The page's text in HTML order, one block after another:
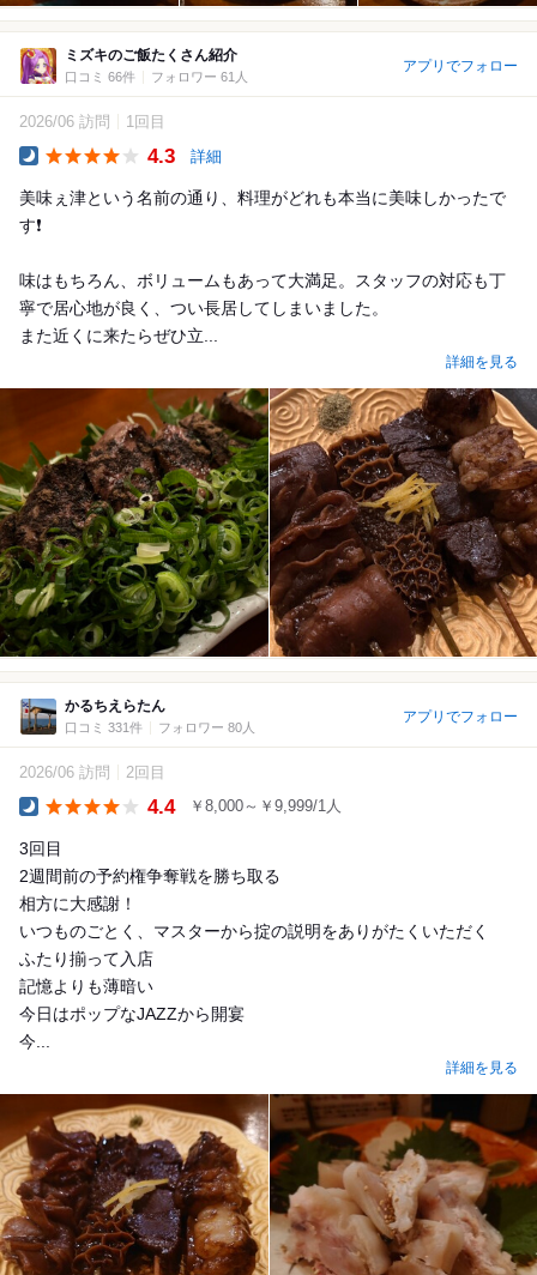
ミズキのご飯たくさん紹介
口コミ 66件 フォロワー 61人
アプリでフォロー
2026/06 訪問 1回目
4.3 詳細
美味ぇ津という名前の通り、料理がどれも本当に美味しかったで
す❗️
味はもちろん、ボリュームもあって大満足。スタッフの対応も丁
寧で居心地が良く、つい長居してしまいました。
また近くに来たらぜひ立...
詳細を見る
かるちえらたん
口コミ 331件 フォロワー 80人
アプリでフォロー
2026/06 訪問 2回目
4.4 ￥8,000～￥9,999/1人
3回目
2週間前の予約権争奪戦を勝ち取る
相方に大感謝！
いつものごとく、マスターから掟の説明をありがたくいただく
ふたり揃って入店
記憶よりも薄暗い
今日はポップなJAZZから開宴
今...
詳細を見る